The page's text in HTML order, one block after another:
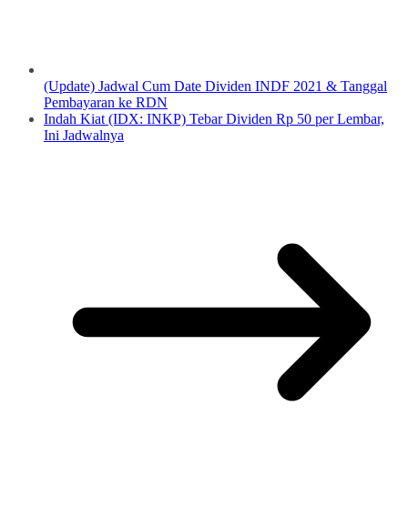
(Update) Jadwal Cum Date Dividen INDF 2021 & Tanggal
Pembayaran ke RDN
Indah Kiat (IDX: INKP) Tebar Dividen Rp 50 per Lembar,
Ini Jadwalnya